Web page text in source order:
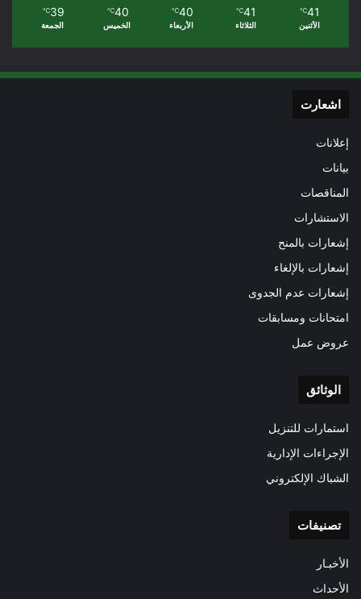
41
℃
الأثنين
41
℃
الثلاثاء
40
℃
الأربعاء
40
℃
الخميس
39
℃
الجمعة
اشعارت
إعلانات
بيانات
المناقصات
الاستشارات
إشعارات بالمنح
إشعارات بالإلغاء
إشعارات عدم الجدوى
امتحانات ومسابقات
عروض عمل
الوثائق
استمارات للتنزيل
الإجراءات الإدارية
الشباك الإلكتروني
تصنيفات
الأخبـار
الأحداث